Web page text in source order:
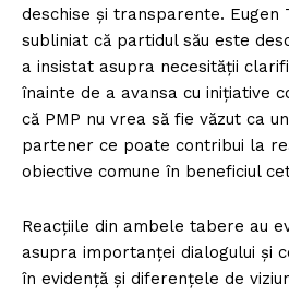
deschise și transparente. Eugen
subliniat că partidul său este
a insistat asupra necesității
înainte de a avansa cu inițiative
că PMP nu vrea să fie văzut ca
partener ce poate contribui la
obiective comune în beneficiul
Reacțiile din ambele tabere au
asupra importanței dialogului și
în evidență și diferențele de